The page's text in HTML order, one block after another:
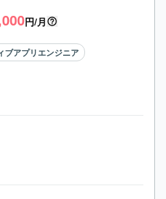
円/月
ブアプリエンジニア